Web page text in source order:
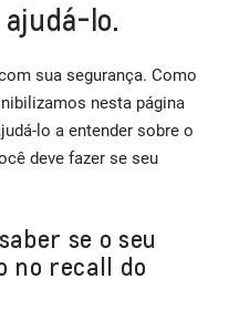
lo.
sua segurança. Como
nesta página
lo a entender sobre o
deve fazer se seu
se o seu
no recall do